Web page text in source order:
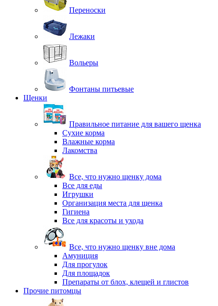
Переноски
Лежаки
Вольеры
Фонтаны питьевые
Щенки
Правильное питание для вашего щенка
Сухие корма
Влажные корма
Лакомства
Все, что нужно щенку дома
Все для еды
Игрушки
Организация места для щенка
Гигиена
Все для красоты и ухода
Все, что нужно щенку вне дома
Амуниция
Для прогулок
Для площадок
Препараты от блох, клещей и глистов
Прочие питомцы